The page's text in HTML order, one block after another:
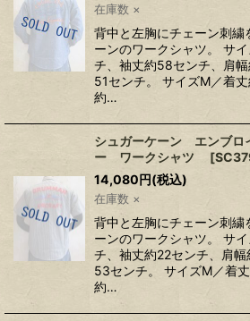
在庫数 ×
背中と左胸にチェーン刺繍
ーンのワークシャツ。 サ
チ、袖丈約58センチ、肩
51センチ。 サイズM／着
約…
シュガーケーン エンブロ
ー ワークシャツ
[
14,080円(税込)
在庫数 ×
背中と左胸にチェーン刺繍
ーンのワークシャツ。 サ
チ、袖丈約22センチ、肩
53センチ。 サイズM／着
約…